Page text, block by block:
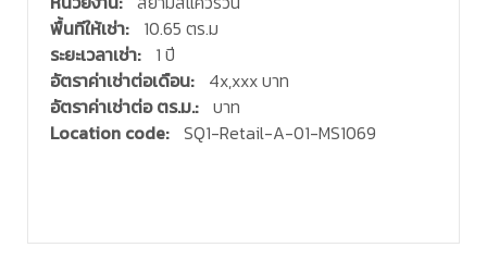
พื้นทีให้เช่า:
10.65 ตร.ม
ระยะเวลาเช่า:
1 ปี
อัตราค่าเช่าต่อเดือน:
4x,xxx บาท
อัตราค่าเช่าต่อ ตร.ม.: บาท
Location code: SQ1-Retail-A-01-MS1069